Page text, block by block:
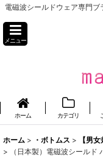
電磁波シールドウェア専門
メニュー
ホーム カテゴリ
ホーム > ・ボトムス >
【男女
>
（日本製）電磁波シールド